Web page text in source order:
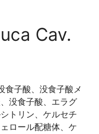
Cav.
食子酸、没食子酸メ
没食子酸、エラグ
トリン、ケルセチ
ロール配糖体、ケ